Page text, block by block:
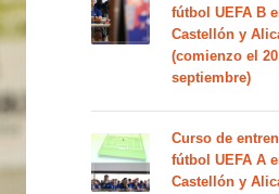
fútbol UEFA B
Castellón y
(comienzo el
septiembre)
Curso de
fútbol UEFA A
Castellón y